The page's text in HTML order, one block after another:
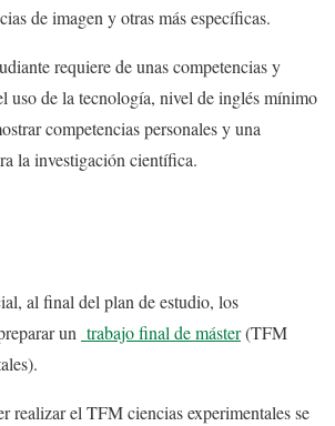
de imagen y otras más específicas.
requiere de unas competencias y
uso de la tecnología, nivel de inglés mínimo
competencias personales y una
la investigación científica.
al final del plan de estudio, los
un trabajo final de máster(TFM
realizar el TFM ciencias experimentales se